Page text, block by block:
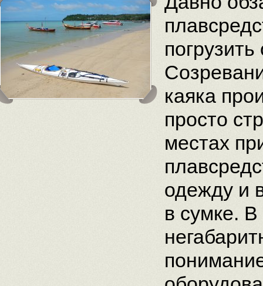
каяка
просто
местах
одежду и
в сумке.